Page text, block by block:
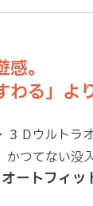
。
わる」よ
３Ｄウルトラ
つてない没
ートフィッ